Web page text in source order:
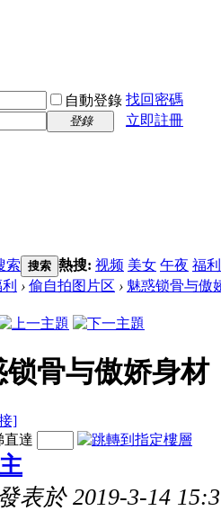
自動登錄 找回密碼
登錄
立即註冊
索 搜索 熱搜: 视频 美女 午夜 福利
› 偷自拍图片区 › 魅惑锁骨与傲
锁骨与傲娇身材
]
直達
發表於 2019-3-14